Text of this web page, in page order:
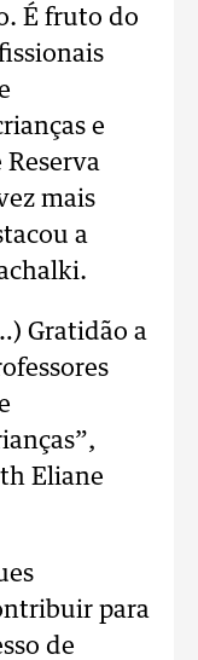
É fruto do
e
mais
a
Gratidão a
Eliane
para
de